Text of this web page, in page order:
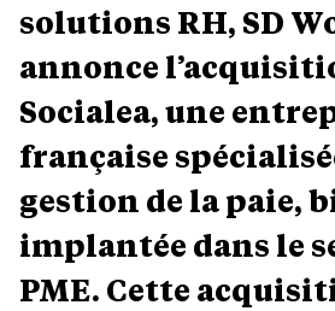
solutions RH, SD
annonce
Socialea, une
française
gestion de la paie,
implantée dans le
PME. Cette